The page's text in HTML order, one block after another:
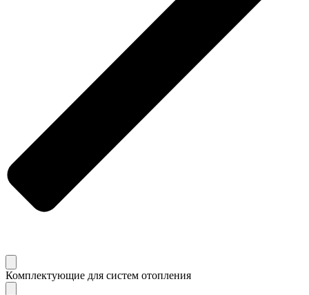
Комплектующие для систем отопления